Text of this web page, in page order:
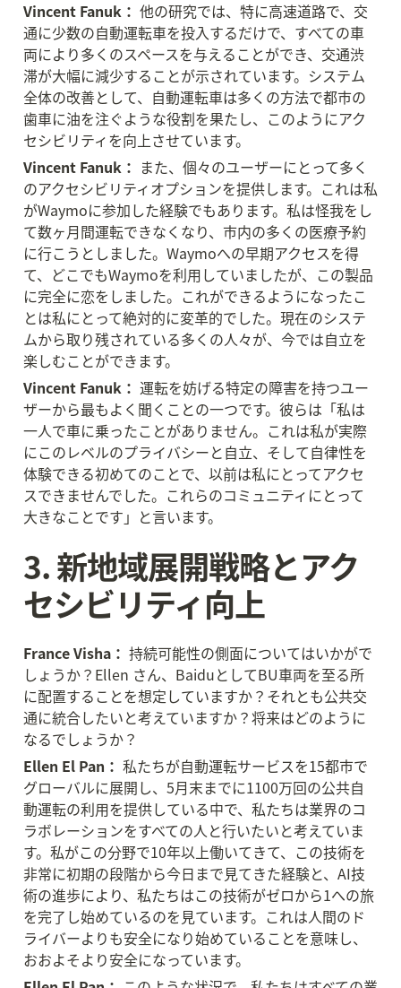
Vincent Fanuk： 他の研究では、特に高速道路で、交
通に少数の自動運転車を投入するだけで、すべての車
両により多くのスペースを与えることができ、交通渋
滞が大幅に減少することが示されています。システム
全体の改善として、自動運転車は多くの方法で都市の
歯車に油を注ぐような役割を果たし、このようにアク
セシビリティを向上させています。
Vincent Fanuk： また、個々のユーザーにとって多く
のアクセシビリティオプションを提供します。これは私
がWaymoに参加した経験でもあります。私は怪我をし
て数ヶ月間運転できなくなり、市内の多くの医療予約
に行こうとしました。Waymoへの早期アクセスを得
て、どこでもWaymoを利用していましたが、この製品
に完全に恋をしました。これができるようになったこ
とは私にとって絶対的に変革的でした。現在のシステ
ムから取り残されている多くの人々が、今では自立を
楽しむことができます。
Vincent Fanuk： 運転を妨げる特定の障害を持つユー
ザーから最もよく聞くことの一つです。彼らは「私は
一人で車に乗ったことがありません。これは私が実際
にこのレベルのプライバシーと自立、そして自律性を
体験できる初めてのことで、以前は私にとってアクセ
スできませんでした。これらのコミュニティにとって
大きなことです」と言います。
3. 新地域展開戦略とアク
セシビリティ向上
France Visha： 持続可能性の側面についてはいかがで
しょうか？Ellen さん、BaiduとしてBU車両を至る所
に配置することを想定していますか？それとも公共交
通に統合したいと考えていますか？将来はどのように
なるでしょうか？
Ellen El Pan： 私たちが自動運転サービスを15都市で
グローバルに展開し、5月末までに1100万回の公共自
動運転の利用を提供している中で、私たちは業界のコ
ラボレーションをすべての人と行いたいと考えていま
す。私がこの分野で10年以上働いてきて、この技術を
非常に初期の段階から今日まで見てきた経験と、AI技
術の進歩により、私たちはこの技術がゼロから1への旅
を完了し始めているのを見ています。これは人間のド
ライバーよりも安全になり始めていることを意味し、
おおよそより安全になっています。